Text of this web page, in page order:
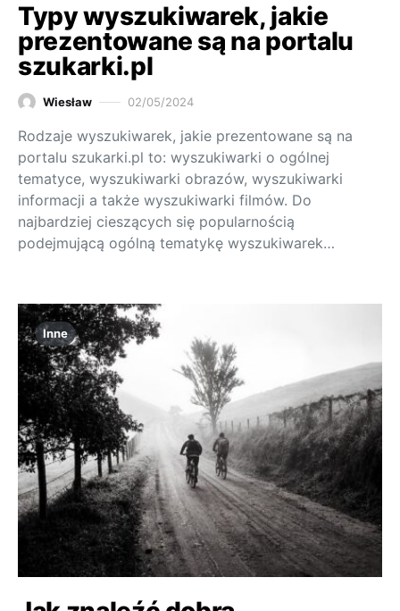
Typy wyszukiwarek, jakie
prezentowane są na portalu
szukarki.pl
Wiesław 02/05/2024
Rodzaje wyszukiwarek, jakie prezentowane są na
portalu szukarki.pl to: wyszukiwarki o ogólnej
tematyce, wyszukiwarki obrazów, wyszukiwarki
informacji a także wyszukiwarki filmów. Do
najbardziej cieszących się popularnością
podejmującą ogólną tematykę wyszukiwarek…
Inne